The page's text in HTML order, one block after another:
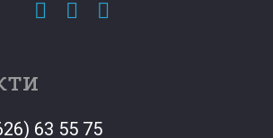
63 55 75